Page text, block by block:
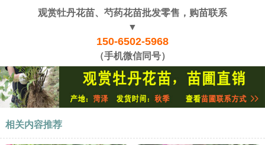
观赏牡丹花苗、芍药花苗批发零售，购苗联系
▼
150-6502-5968
（手机微信同号）
相关内容推荐